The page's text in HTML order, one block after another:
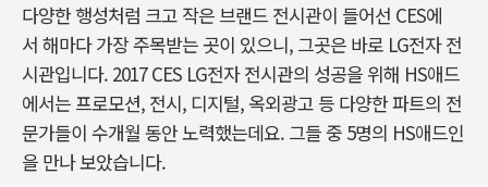
다양한 행성처럼 크고 작은 브랜드 전시관이 들어선 CES에
서 해마다 가장 주목받는 곳이 있으니, 그곳은 바로 LG전자 전
시관입니다. 2017 CES LG전자 전시관의 성공을 위해 HS애드
에서는 프로모션, 전시, 디지털, 옥외광고 등 다양한 파트의 전
문가들이 수개월 동안 노력했는데요. 그들 중 5명의 HS애드인
을 만나 보았습니다.